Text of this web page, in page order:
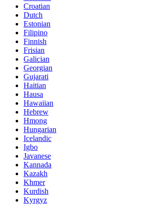
Croatian
Dutch
Estonian
Filipino
Finnish
Frisian
Galician
Georgian
Gujarati
Haitian
Hausa
Hawaiian
Hebrew
Hmong
Hungarian
Icelandic
Igbo
Javanese
Kannada
Kazakh
Khmer
Kurdish
Kyrgyz